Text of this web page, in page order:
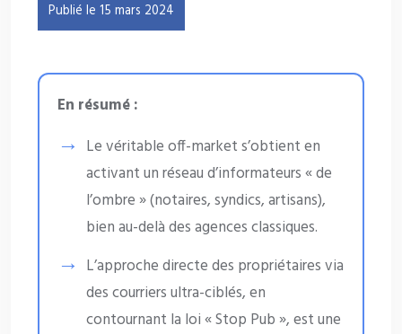
Publié le 15 mars 2024
En résumé :
Le véritable off-market s’obtient en
activant un réseau d’informateurs « de
l’ombre » (notaires, syndics, artisans),
bien au-delà des agences classiques.
L’approche directe des propriétaires via
des courriers ultra-ciblés, en
contournant la loi « Stop Pub », est une